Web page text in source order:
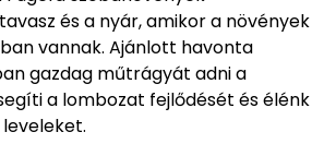
és a nyár, amikor a növények
vannak. Ajánlott havonta
gazdag műtrágyát adni a
a lombozat fejlődését és élénk